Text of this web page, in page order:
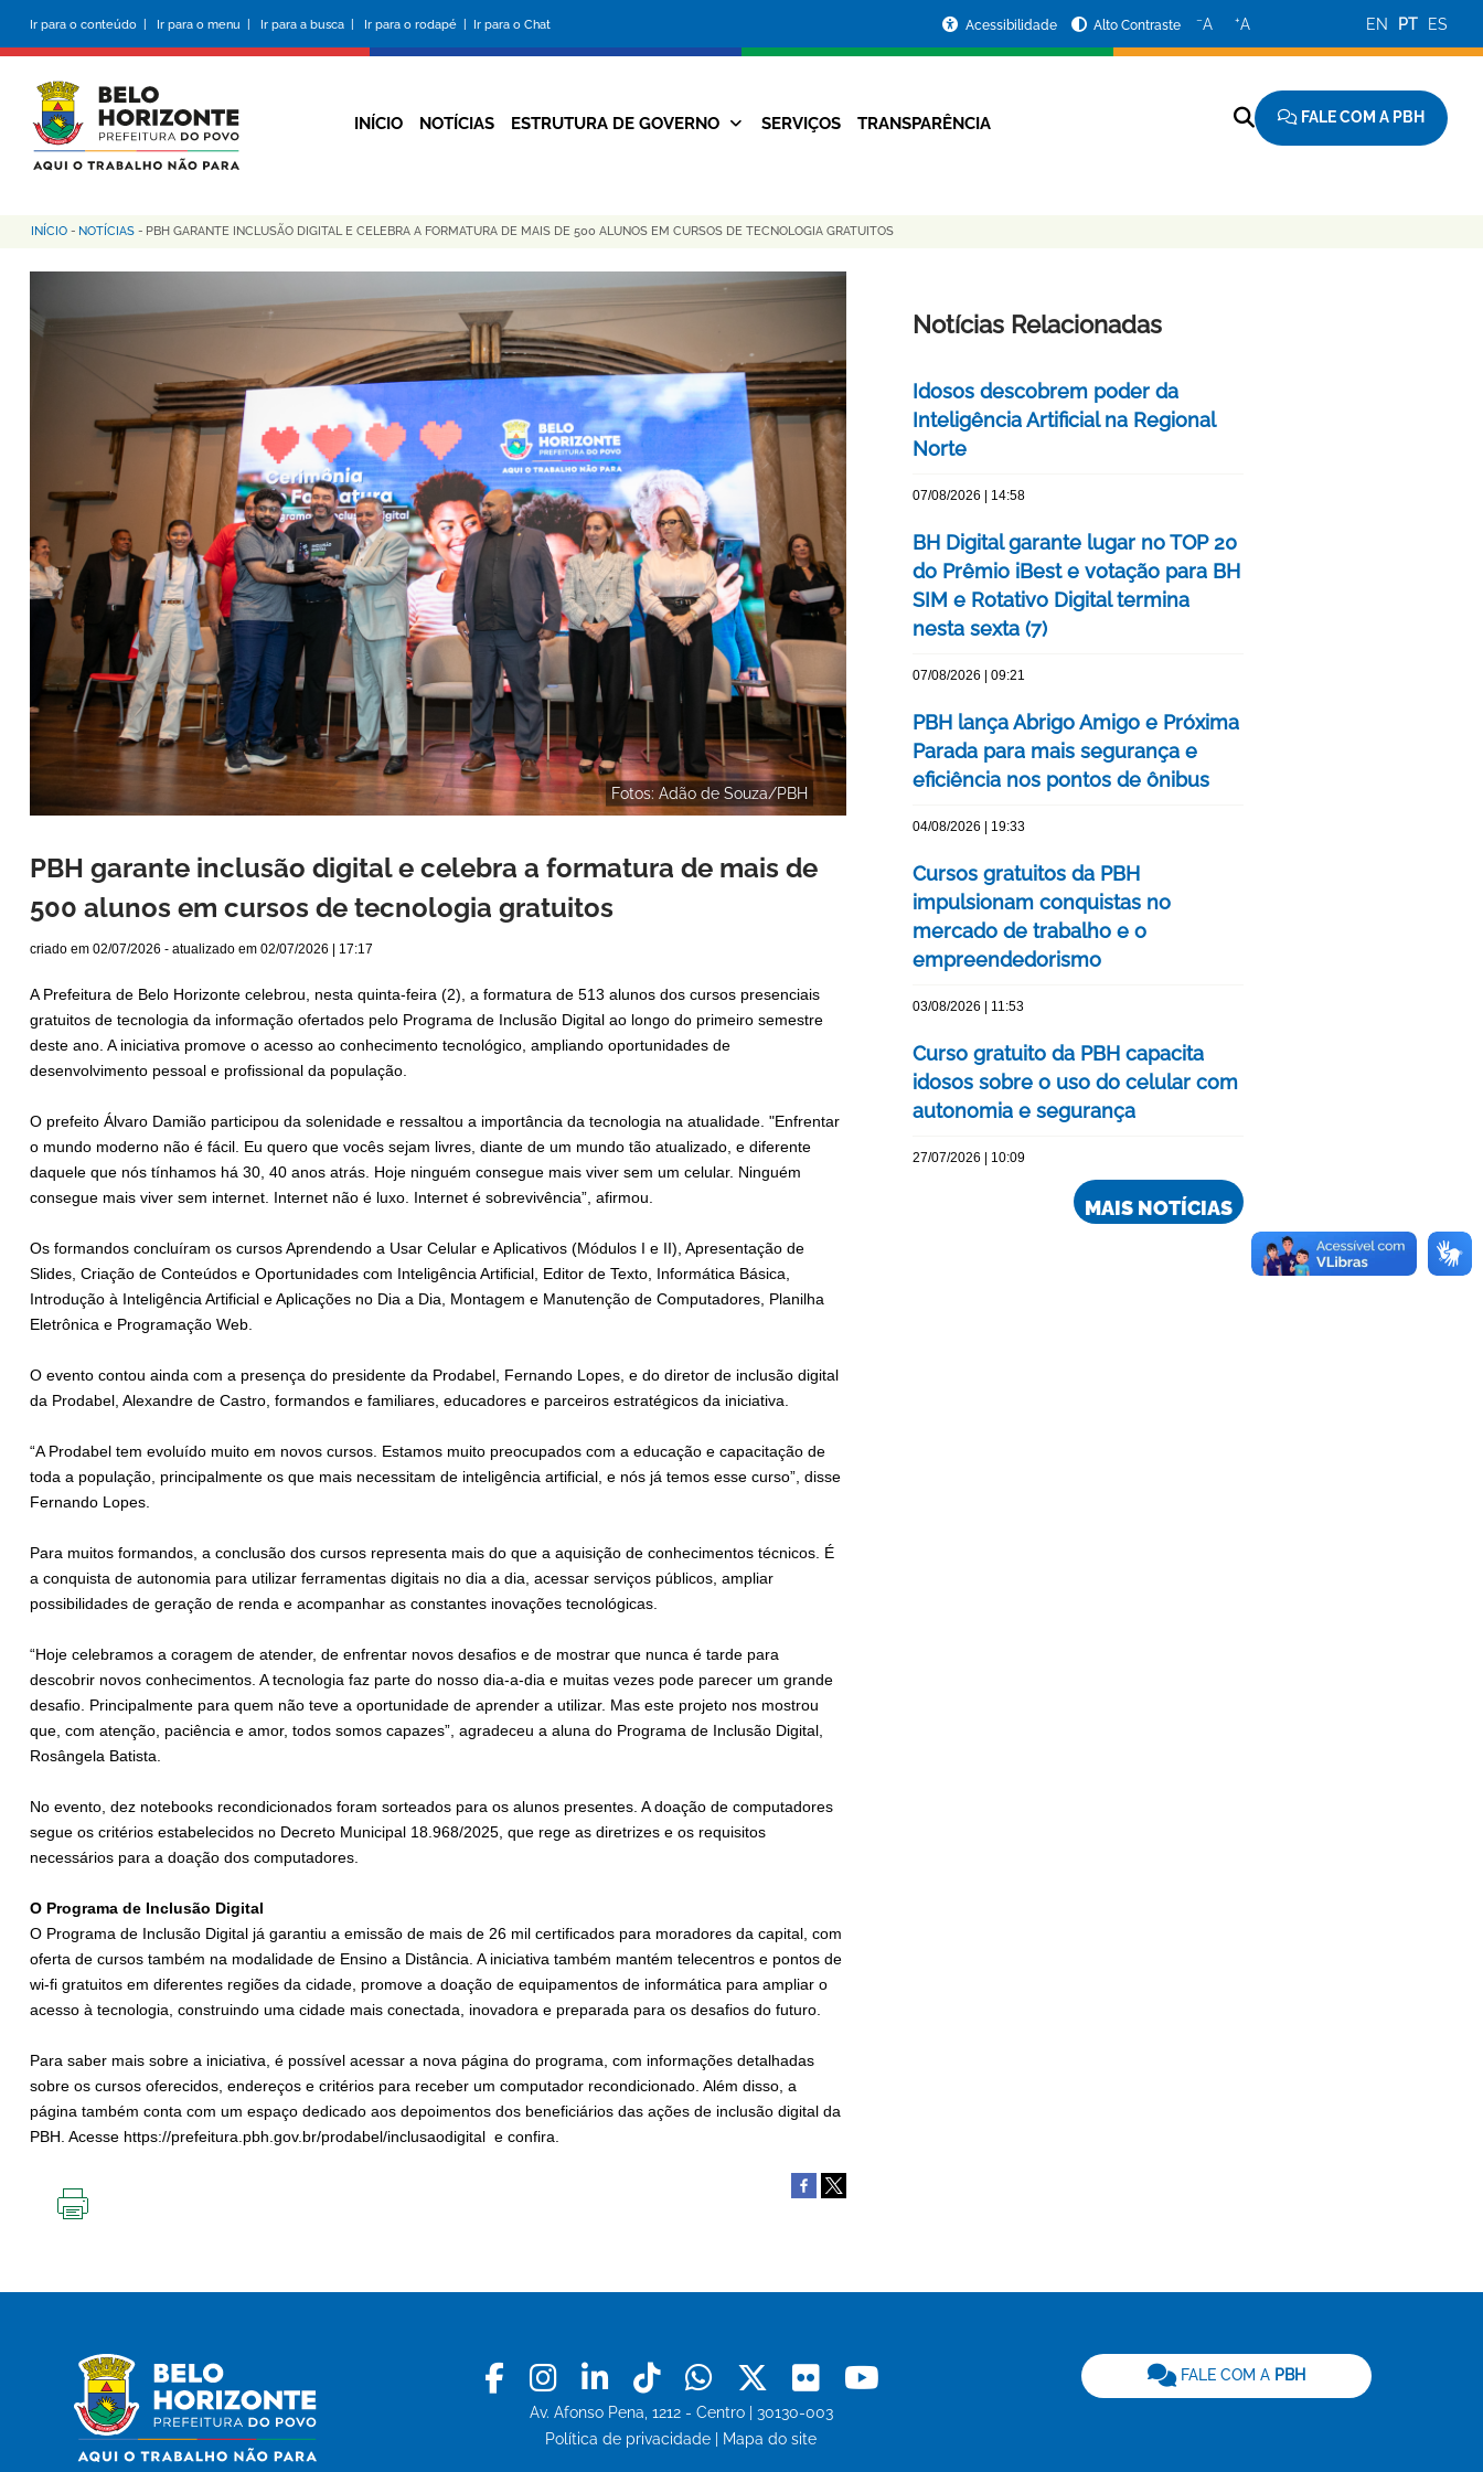
conteúdo
principal
Ir para o conteúdo | Ir para o menu | Ir para a busca | Ir para o rodapé | Ir para o Chat
da
Prefeitura
Acessibilidade Alto Contraste −A +A EN PT ES
Navegação
INÍCIO NOTÍCIAS ESTRUTURA DE GOVERNO SERVIÇOS TRANSPARÊNCIA FALE COM A PBH
Trilha
de
navegação
INÍCIO - NOTÍCIAS - PBH GARANTE INCLUSÃO DIGITAL E CELEBRA A FORMATURA DE MAIS DE 500 ALUNOS EM CURSOS DE TECNOLOGIA GRATUITOS
Fotos: Adão de Souza/PBH
PBH garante inclusão digital e celebra a formatura de mais de
500 alunos em cursos de tecnologia gratuitos
criado em 02/07/2026 - atualizado em 02/07/2026 | 17:17
A Prefeitura de Belo Horizonte celebrou, nesta quinta-feira (2), a formatura de 513 alunos dos cursos presenciais
gratuitos de tecnologia da informação ofertados pelo Programa de Inclusão Digital ao longo do primeiro semestre
deste ano. A iniciativa promove o acesso ao conhecimento tecnológico, ampliando oportunidades de
desenvolvimento pessoal e profissional da população.
O prefeito Álvaro Damião participou da solenidade e ressaltou a importância da tecnologia na atualidade. "Enfrentar
o mundo moderno não é fácil. Eu quero que vocês sejam livres, diante de um mundo tão atualizado, e diferente
daquele que nós tínhamos há 30, 40 anos atrás. Hoje ninguém consegue mais viver sem um celular. Ninguém
consegue mais viver sem internet. Internet não é luxo. Internet é sobrevivência”, afirmou.
Os formandos concluíram os cursos Aprendendo a Usar Celular e Aplicativos (Módulos I e II), Apresentação de
Slides, Criação de Conteúdos e Oportunidades com Inteligência Artificial, Editor de Texto, Informática Básica,
Introdução à Inteligência Artificial e Aplicações no Dia a Dia, Montagem e Manutenção de Computadores, Planilha
Eletrônica e Programação Web.
O evento contou ainda com a presença do presidente da Prodabel, Fernando Lopes, e do diretor de inclusão digital
da Prodabel, Alexandre de Castro, formandos e familiares, educadores e parceiros estratégicos da iniciativa.
“A Prodabel tem evoluído muito em novos cursos. Estamos muito preocupados com a educação e capacitação de
toda a população, principalmente os que mais necessitam de inteligência artificial, e nós já temos esse curso”, disse
Fernando Lopes.
Para muitos formandos, a conclusão dos cursos representa mais do que a aquisição de conhecimentos técnicos. É
a conquista de autonomia para utilizar ferramentas digitais no dia a dia, acessar serviços públicos, ampliar
possibilidades de geração de renda e acompanhar as constantes inovações tecnológicas.
“Hoje celebramos a coragem de atender, de enfrentar novos desafios e de mostrar que nunca é tarde para
descobrir novos conhecimentos. A tecnologia faz parte do nosso dia-a-dia e muitas vezes pode parecer um grande
desafio. Principalmente para quem não teve a oportunidade de aprender a utilizar. Mas este projeto nos mostrou
que, com atenção, paciência e amor, todos somos capazes”, agradeceu a aluna do Programa de Inclusão Digital,
Rosângela Batista.
No evento, dez notebooks recondicionados foram sorteados para os alunos presentes. A doação de computadores
segue os critérios estabelecidos no Decreto Municipal 18.968/2025, que rege as diretrizes e os requisitos
necessários para a doação dos computadores.
O Programa de Inclusão Digital
O Programa de Inclusão Digital já garantiu a emissão de mais de 26 mil certificados para moradores da capital, com
oferta de cursos também na modalidade de Ensino a Distância. A iniciativa também mantém telecentros e pontos de
wi-fi gratuitos em diferentes regiões da cidade, promove a doação de equipamentos de informática para ampliar o
acesso à tecnologia, construindo uma cidade mais conectada, inovadora e preparada para os desafios do futuro.
Para saber mais sobre a iniciativa, é possível acessar a nova página do programa, com informações detalhadas
sobre os cursos oferecidos, endereços e critérios para receber um computador recondicionado. Além disso, a
página também conta com um espaço dedicado aos depoimentos dos beneficiários das ações de inclusão digital da
PBH. Acesse https://prefeitura.pbh.gov.br/prodabel/inclusaodigital e confira.
Notícias Relacionadas
Idosos descobrem poder da
Inteligência Artificial na Regional
Norte
07/08/2026 | 14:58
BH Digital garante lugar no TOP 20
do Prêmio iBest e votação para BH
SIM e Rotativo Digital termina
nesta sexta (7)
07/08/2026 | 09:21
PBH lança Abrigo Amigo e Próxima
Parada para mais segurança e
eficiência nos pontos de ônibus
04/08/2026 | 19:33
Cursos gratuitos da PBH
impulsionam conquistas no
mercado de trabalho e o
empreendedorismo
03/08/2026 | 11:53
Curso gratuito da PBH capacita
idosos sobre o uso do celular com
autonomia e segurança
27/07/2026 | 10:09
MAIS NOTÍCIAS
Facebook
Instagram
LinkedinTiktokWhatsapp
X Flickr
Av. Afonso Pena, 1212 - Centro | 30130-003
Política de privacidade
Mapa do site
FALE COM A PBH